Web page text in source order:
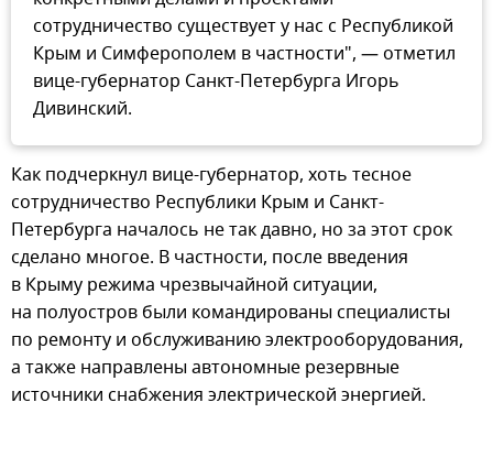
сотрудничество существует у нас с Республикой
Крым и Симферополем в частности", — отметил
вице-губернатор Санкт-Петербурга Игорь
Дивинский.
Как подчеркнул вице-губернатор, хоть тесное
сотрудничество Республики Крым и Санкт-
Петербурга началось не так давно, но за этот срок
сделано многое. В частности, после введения
в Крыму режима чрезвычайной ситуации,
на полуостров были командированы специалисты
по ремонту и обслуживанию электрооборудования,
а также направлены автономные резервные
источники снабжения электрической энергией.